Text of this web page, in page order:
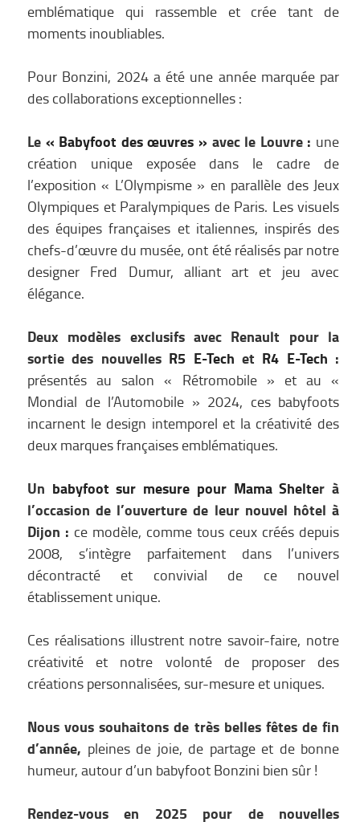
emblématique qui rassemble et crée tant de
moments inoubliables.
Pour Bonzini, 2024 a été une année marquée par
des collaborations exceptionnelles :
Le « Babyfoot des œuvres » avec le Louvre : une
création unique exposée dans le cadre de
l’exposition « L’Olympisme » en parallèle des Jeux
Olympiques et Paralympiques de Paris. Les visuels
des équipes françaises et italiennes, inspirés des
chefs-d’œuvre du musée, ont été réalisés par notre
designer Fred Dumur, alliant art et jeu avec
élégance.
Deux modèles exclusifs avec Renault pour la
sortie des nouvelles R5 E-Tech et R4 E-Tech :
présentés au salon « Rétromobile » et au «
Mondial de l’Automobile » 2024, ces babyfoots
incarnent le design intemporel et la créativité des
deux marques françaises emblématiques.
Un babyfoot sur mesure pour Mama Shelter à
l’occasion de l’ouverture de leur nouvel hôtel à
Dijon : ce modèle, comme tous ceux créés depuis
2008, s’intègre parfaitement dans l’univers
décontracté et convivial de ce nouvel
établissement unique.
Ces réalisations illustrent notre savoir-faire, notre
créativité et notre volonté de proposer des
créations personnalisées, sur-mesure et uniques.
Nous vous souhaitons de très belles fêtes de fin
d’année, pleines de joie, de partage et de bonne
humeur, autour d’un babyfoot Bonzini bien sûr !
Rendez-vous en 2025 pour de nouvelles